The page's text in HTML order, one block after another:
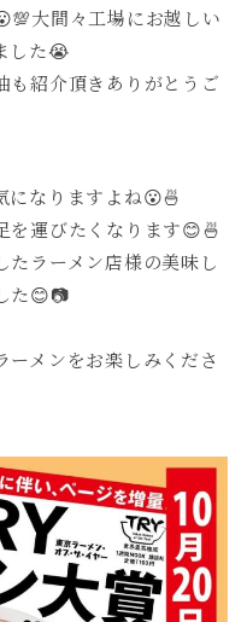
大間々工場にお越しい
した😭
も紹介頂きありがとうご
になりますよね😮🍜
を運びたくなります😊🍜
ラーメン店様の美味し
た😊📷
メンをお楽しみくださ